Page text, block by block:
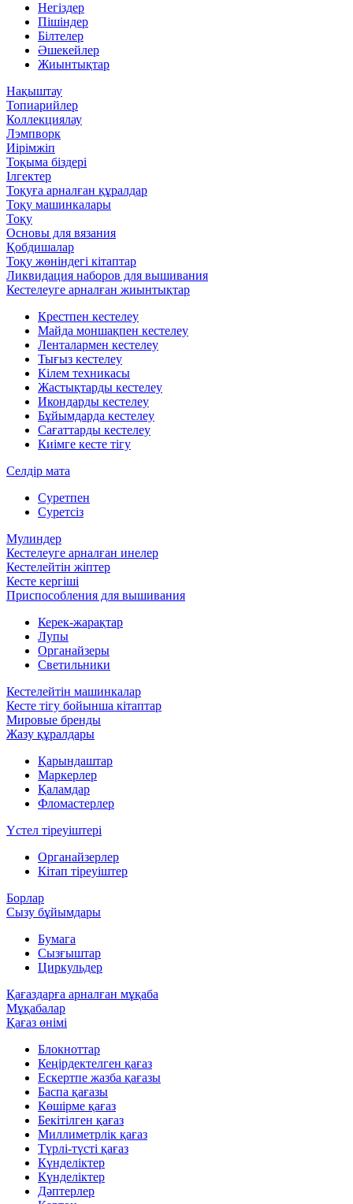
Негіздер
Пішіндер
Білтелер
Әшекейлер
Жиынтықтар
Нақыштау
Топиарийлер
Коллекциялау
Лэмпворк
Иірімжіп
Тоқыма біздері
Ілгектер
Тоқуға арналған құралдар
Тоқу машинкалары
Тоқу
Основы для вязания
Қобдишалар
Тоқу жөніндегі кітаптар
Ликвидация наборов для вышивания
Кестелеуге арналған жиынтықтар
Крестпен кестелеу
Майда моншақпен кестелеу
Ленталармен кестелеу
Тығыз кестелеу
Кілем техникасы
Жастықтарды кестелеу
Икондарды кестелеу
Бұйымдарда кестелеу
Сағаттарды кестелеу
Киімге кесте тігу
Селдір мата
Суретпен
Суретсіз
Мулиндер
Кестелеуге арналған инелер
Кестелейтін жіптер
Кесте кергіші
Приспособления для вышивания
Керек-жарақтар
Лупы
Органайзеры
Светильники
Кестелейтін машинкалар
Кесте тігу бойынша кітаптар
Мировые бренды
Жазу құралдары
Қарындаштар
Маркерлер
Қаламдар
Фломастерлер
Үстел тіреуіштері
Органайзерлер
Кітап тіреуіштер
Борлар
Сызу бұйымдары
Бумага
Сызғыштар
Циркульдер
Қағаздарға арналған мұқаба
Мұқабалар
Қағаз өнімі
Блокноттар
Кеңірдектелген қағаз
Ескертпе жазба қағазы
Баспа қағазы
Көшірме қағаз
Бекітілген қағаз
Миллиметрлік қағаз
Түрлі-түсті қағаз
Күнделіктер
Күнделіктер
Дәптерлер